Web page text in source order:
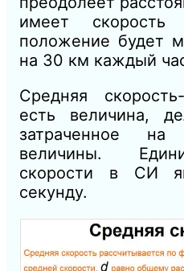
имеет
положение будет
на 30 км каждый
Средняя
есть величина,
затраченное
величины.
скорости в СИ
секунду.